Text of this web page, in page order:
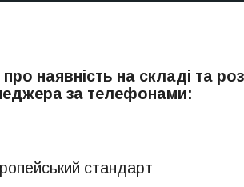
наявність на складі та
за телефонами:
стандарт